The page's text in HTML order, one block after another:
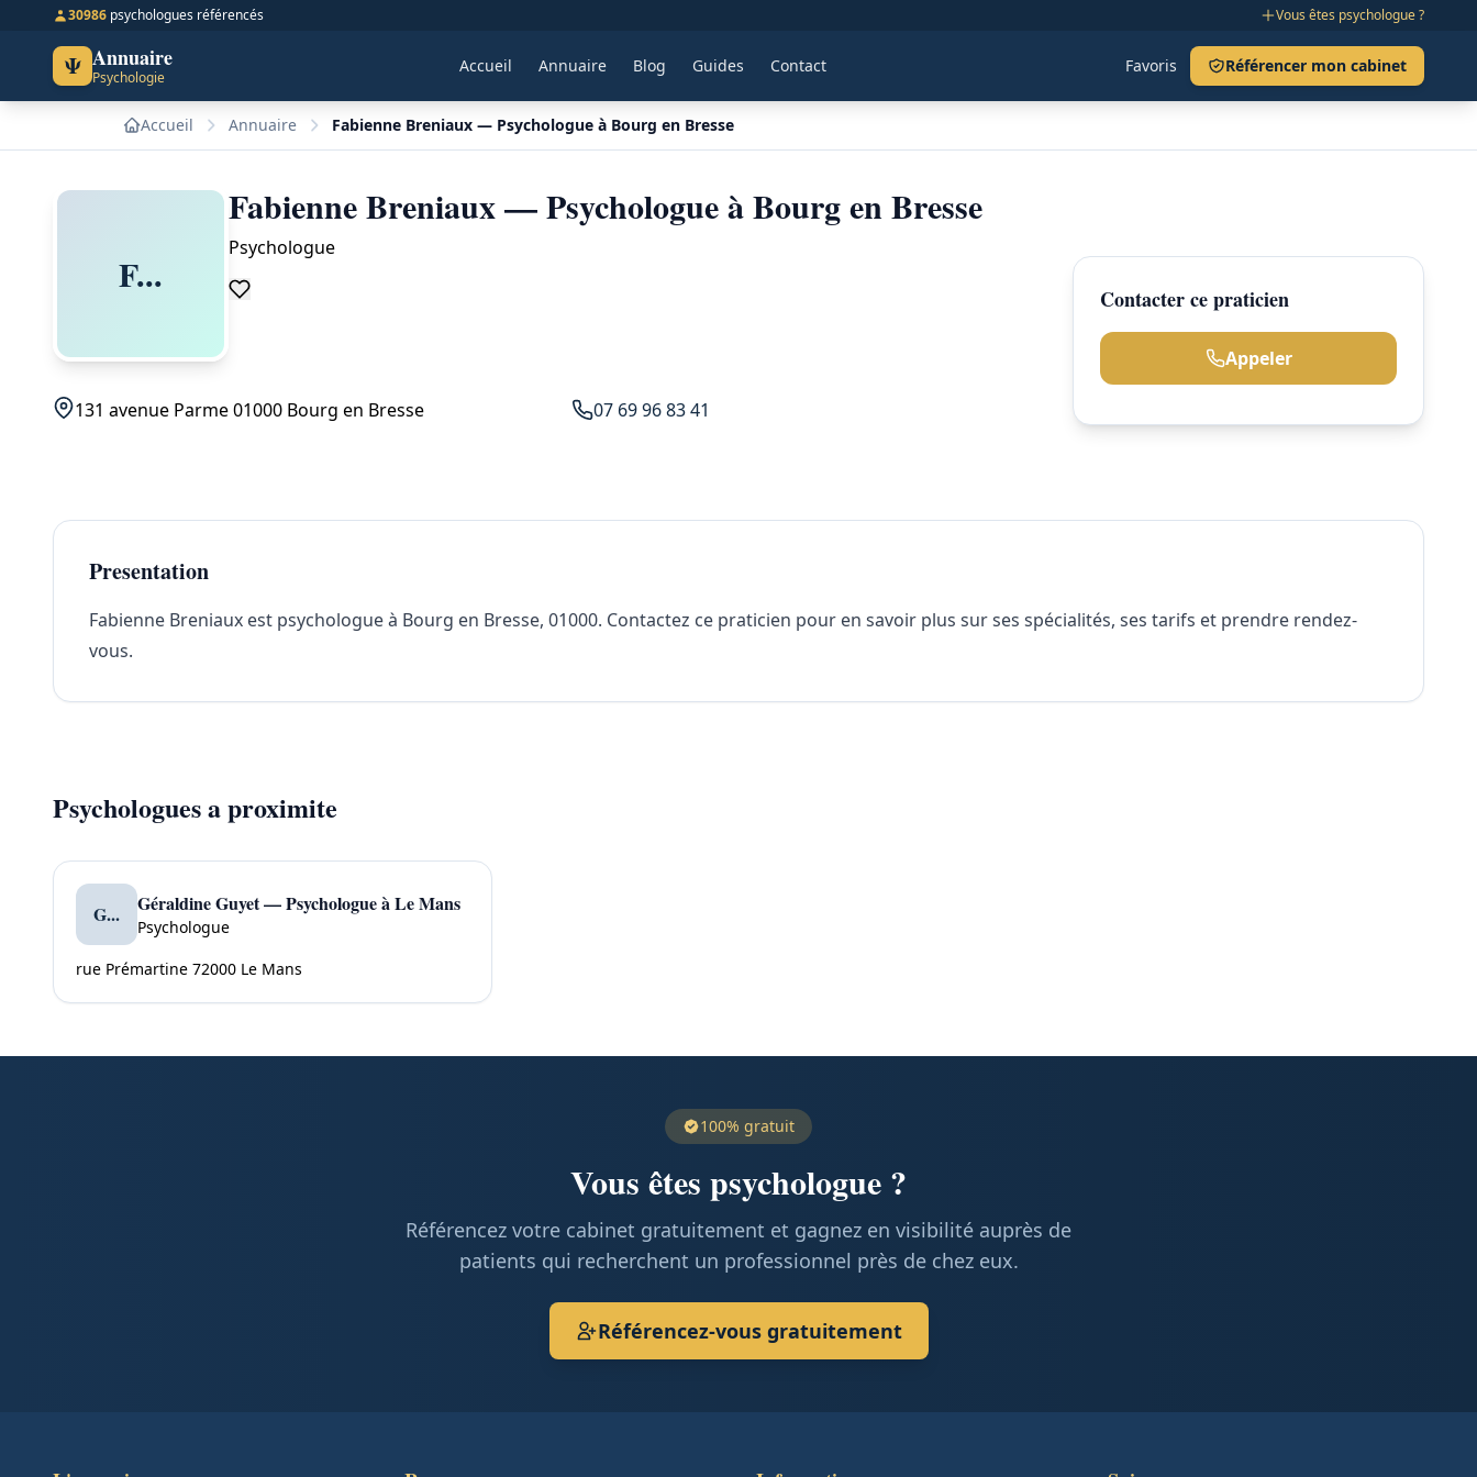
30986 psychologues référencés Vous êtes psychologue ?
Ψ Annuaire
Psychologie
Accueil Annuaire Blog Guides Contact Favoris Référencer mon cabinet
Accueil Annuaire Fabienne Breniaux — Psychologue à Bourg en Bresse
F...
Fabienne Breniaux — Psychologue à Bourg en Bresse
Psychologue
131 avenue Parme 01000 Bourg en Bresse 07 69 96 83 41
Contacter ce praticien
Appeler
Presentation
Fabienne Breniaux est psychologue à Bourg en Bresse, 01000. Contactez ce praticien pour en savoir plus sur ses spécialités, ses tarifs et prendre rendez-
vous.
Psychologues a proximite
G... Géraldine Guyet — Psychologue à Le Mans
Psychologue
rue Prémartine 72000 Le Mans
100% gratuit
Vous êtes psychologue ?
Référencez votre cabinet gratuitement et gagnez en visibilité auprès de
patients qui recherchent un professionnel près de chez eux.
Référencez-vous gratuitement